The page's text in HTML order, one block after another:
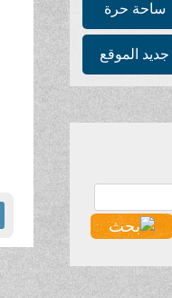
ساحة حرة
جديد الموقع